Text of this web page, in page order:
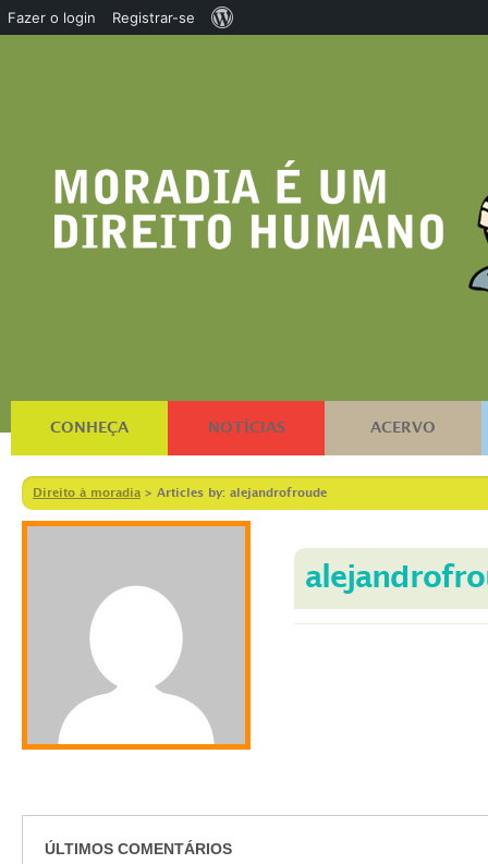
CONHEÇA NOTÍCIAS ACERVO
Direito à moradia > Articles by: alejandrofroude
ÚLTIMOS COMENTÁRIOS
Fazer o login Registrar-se